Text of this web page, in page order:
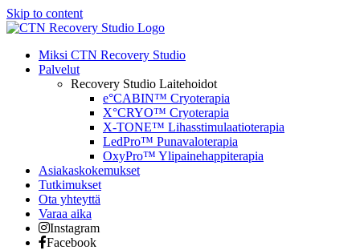
Skip to content
Miksi CTN Recovery Studio
Palvelut
Recovery Studio Laitehoidot
e°CABIN™ Cryoterapia
X°CRYO™ Cryoterapia
X-TONE™ Lihasstimulaatioterapia
LedPro™ Punavaloterapia
OxyPro™ Ylipainehappiterapia
Asiakaskokemukset
Tutkimukset
Ota yhteyttä
Varaa aika
Instagram
Facebook